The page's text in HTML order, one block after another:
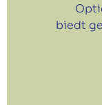
biedt